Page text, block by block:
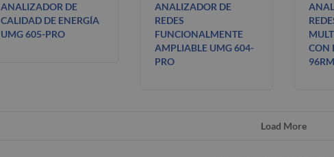
ANALIZADOR DE
CALIDAD DE ENERGÍA
UMG 605-PRO
ANALIZADOR DE
REDES
FUNCIONALMENTE
AMPLIABLE UMG 604-
PRO
CON
Load More